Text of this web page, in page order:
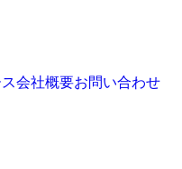
会社概要お問い合わせ